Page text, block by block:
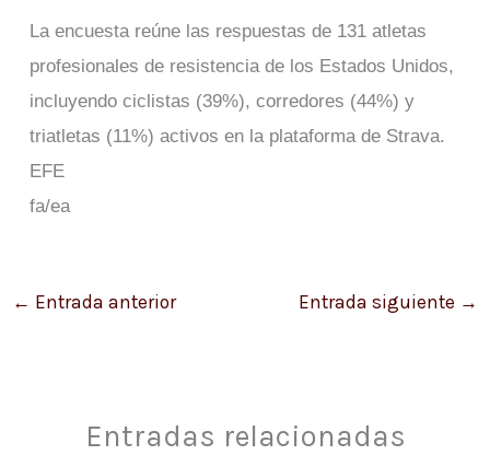
La encuesta reúne las respuestas de 131 atletas
profesionales de resistencia de los Estados Unidos,
incluyendo ciclistas (39%), corredores (44%) y
triatletas (11%) activos en la plataforma de Strava.
EFE
fa/ea
← Entrada anterior Entrada siguiente →
Entradas relacionadas